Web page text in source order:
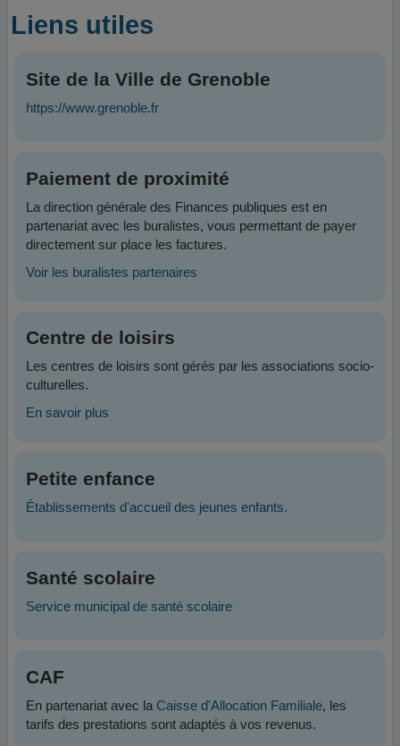
Liens utiles
Site de la Ville de Grenoble
https://www.grenoble.fr
Paiement de proximité
La direction générale des Finances publiques est en
partenariat avec les buralistes, vous permettant de payer
directement sur place les factures.
Voir les buralistes partenaires
Centre de loisirs
Les centres de loisirs sont gérés par les associations socio-
culturelles.
En savoir plus
Petite enfance
Établissements d'accueil des jeunes enfants.
Santé scolaire
Service municipal de santé scolaire
CAF
En partenariat avec la Caisse d'Allocation Familiale, les
tarifs des prestations sont adaptés à vos revenus.